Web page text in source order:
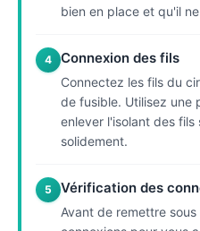
bien en place et qu'il
4 Connexion des fils
Connectez les fils du
de fusible. Utilisez une
enlever l'isolant des
solidement.
5 Vérification des
Avant de remettre